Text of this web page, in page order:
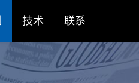
技术 联系